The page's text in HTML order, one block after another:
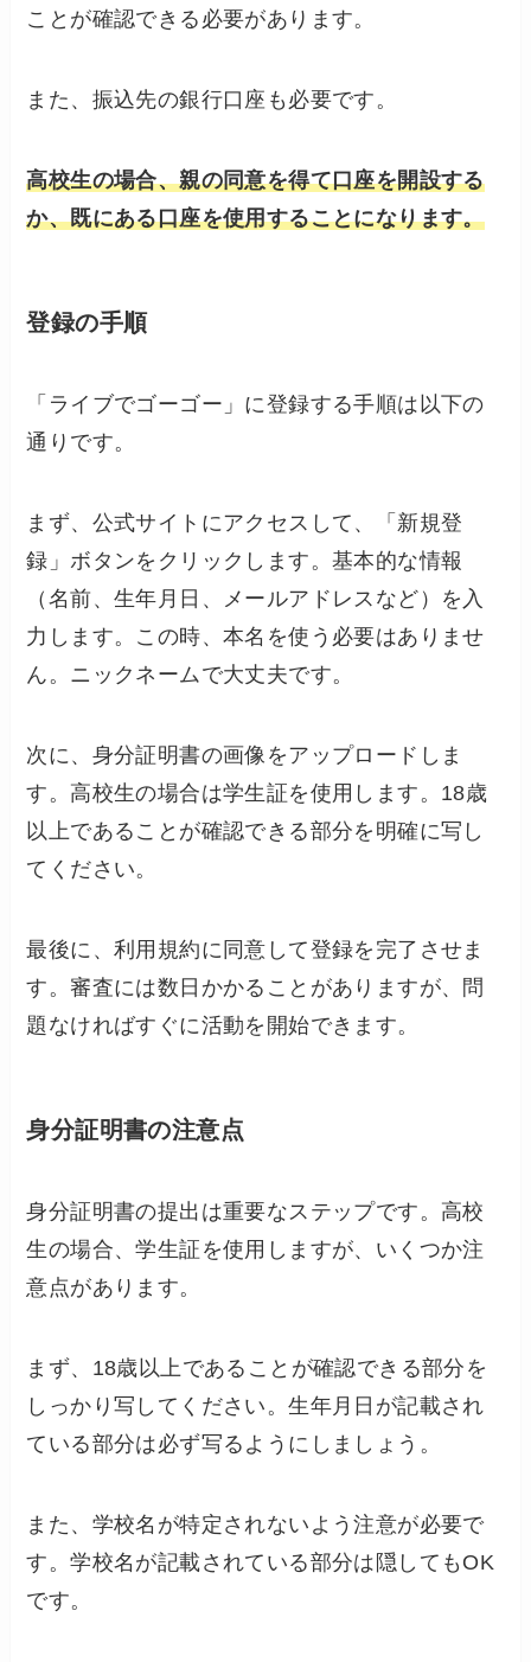
ことが確認できる必要があります。
また、振込先の銀行口座も必要です。
高校生の場合、親の同意を得て口座を開設する
か、既にある口座を使用することになります。
登録の手順
「ライブでゴーゴー」に登録する手順は以下の
通りです。
まず、公式サイトにアクセスして、「新規登
録」ボタンをクリックします。基本的な情報
（名前、生年月日、メールアドレスなど）を入
力します。この時、本名を使う必要はありませ
ん。ニックネームで大丈夫です。
次に、身分証明書の画像をアップロードしま
す。高校生の場合は学生証を使用します。18歳
以上であることが確認できる部分を明確に写し
てください。
最後に、利用規約に同意して登録を完了させま
す。審査には数日かかることがありますが、問
題なければすぐに活動を開始できます。
身分証明書の注意点
身分証明書の提出は重要なステップです。高校
生の場合、学生証を使用しますが、いくつか注
意点があります。
まず、18歳以上であることが確認できる部分を
しっかり写してください。生年月日が記載され
ている部分は必ず写るようにしましょう。
また、学校名が特定されないよう注意が必要で
す。学校名が記載されている部分は隠してもOK
です。